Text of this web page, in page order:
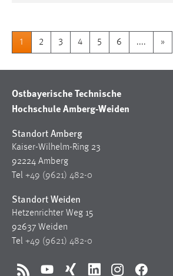
1 2 3 4 5 6 .... »
Ostbayerische Technische
Hochschule Amberg-Weiden
Standort Amberg
Kaiser-Wilhelm-Ring 23
92224 Amberg
Tel +49 (9621) 482-0
Standort Weiden
Hetzenrichter Weg 15
92637 Weiden
Tel +49 (9621) 482-0